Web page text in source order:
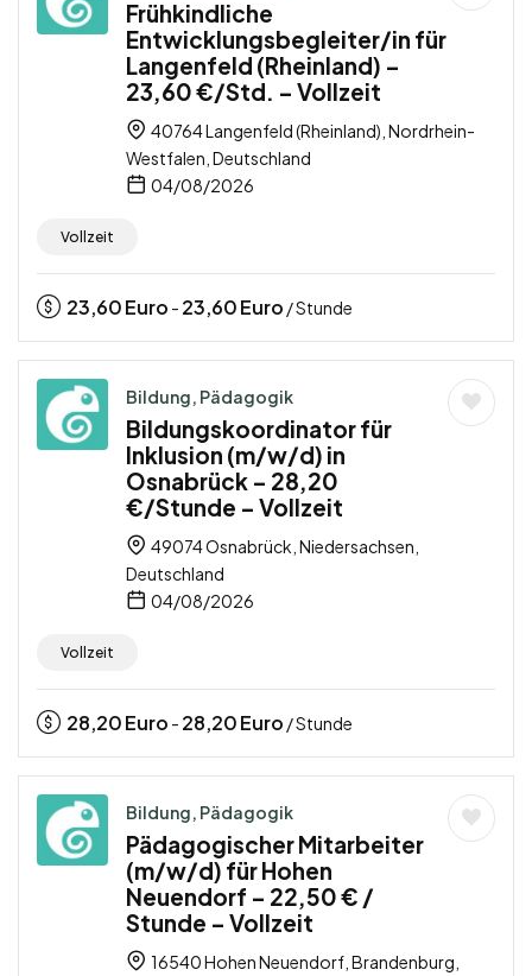
Frühkindliche
Entwicklungsbegleiter/in für
Langenfeld (Rheinland) –
23,60 €/Std. – Vollzeit
40764 Langenfeld (Rheinland), Nordrhein-
Westfalen, Deutschland
04/08/2026
Vollzeit
23,60Euro - 23,60Euro / Stunde
Bildung, Pädagogik
Bildungskoordinator für
Inklusion (m/w/d) in
Osnabrück – 28,20
€/Stunde – Vollzeit
49074 Osnabrück, Niedersachsen,
Deutschland
04/08/2026
Vollzeit
28,20Euro - 28,20Euro / Stunde
Bildung, Pädagogik
Pädagogischer Mitarbeiter
(m/w/d) für Hohen
Neuendorf – 22,50 € /
Stunde – Vollzeit
16540 Hohen Neuendorf, Brandenburg,